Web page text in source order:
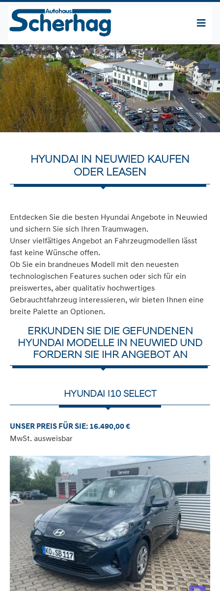
HYUNDAI IN NEUWIED KAUFEN
ODER LEASEN
Entdecken Sie die besten Hyundai Angebote in Neuwied
und sichern Sie sich Ihren Traumwagen.
Unser vielfältiges Angebot an Fahrzeugmodellen lässt
fast keine Wünsche offen.
Ob Sie ein brandneues Modell mit den neuesten
technologischen Features suchen oder sich für ein
preiswertes, aber qualitativ hochwertiges
Gebrauchtfahrzeug interessieren, wir bieten Ihnen eine
breite Palette an Optionen.
ERKUNDEN SIE DIE GEFUNDENEN
HYUNDAI MODELLE IN NEUWIED UND
FORDERN SIE IHR ANGEBOT AN
HYUNDAI I10 SELECT
UNSER PREIS FÜR SIE: 16.490,00 €
MwSt. ausweisbar